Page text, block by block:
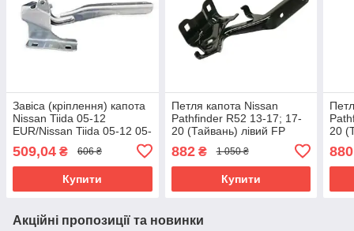
Завіса (кріплення) капота
Nissan Tiida 05-12
EUR/Nissan Tiida 05-12 05-
права металева
509,04 ₴ 606 ₴
Купити
Петля капота Nissan
Pathfinder R52 13-17; 17-
20 (Тайвань) лівий FP
882₴ 1 050 ₴
Купити
20
Акційні пропозиції та новинки